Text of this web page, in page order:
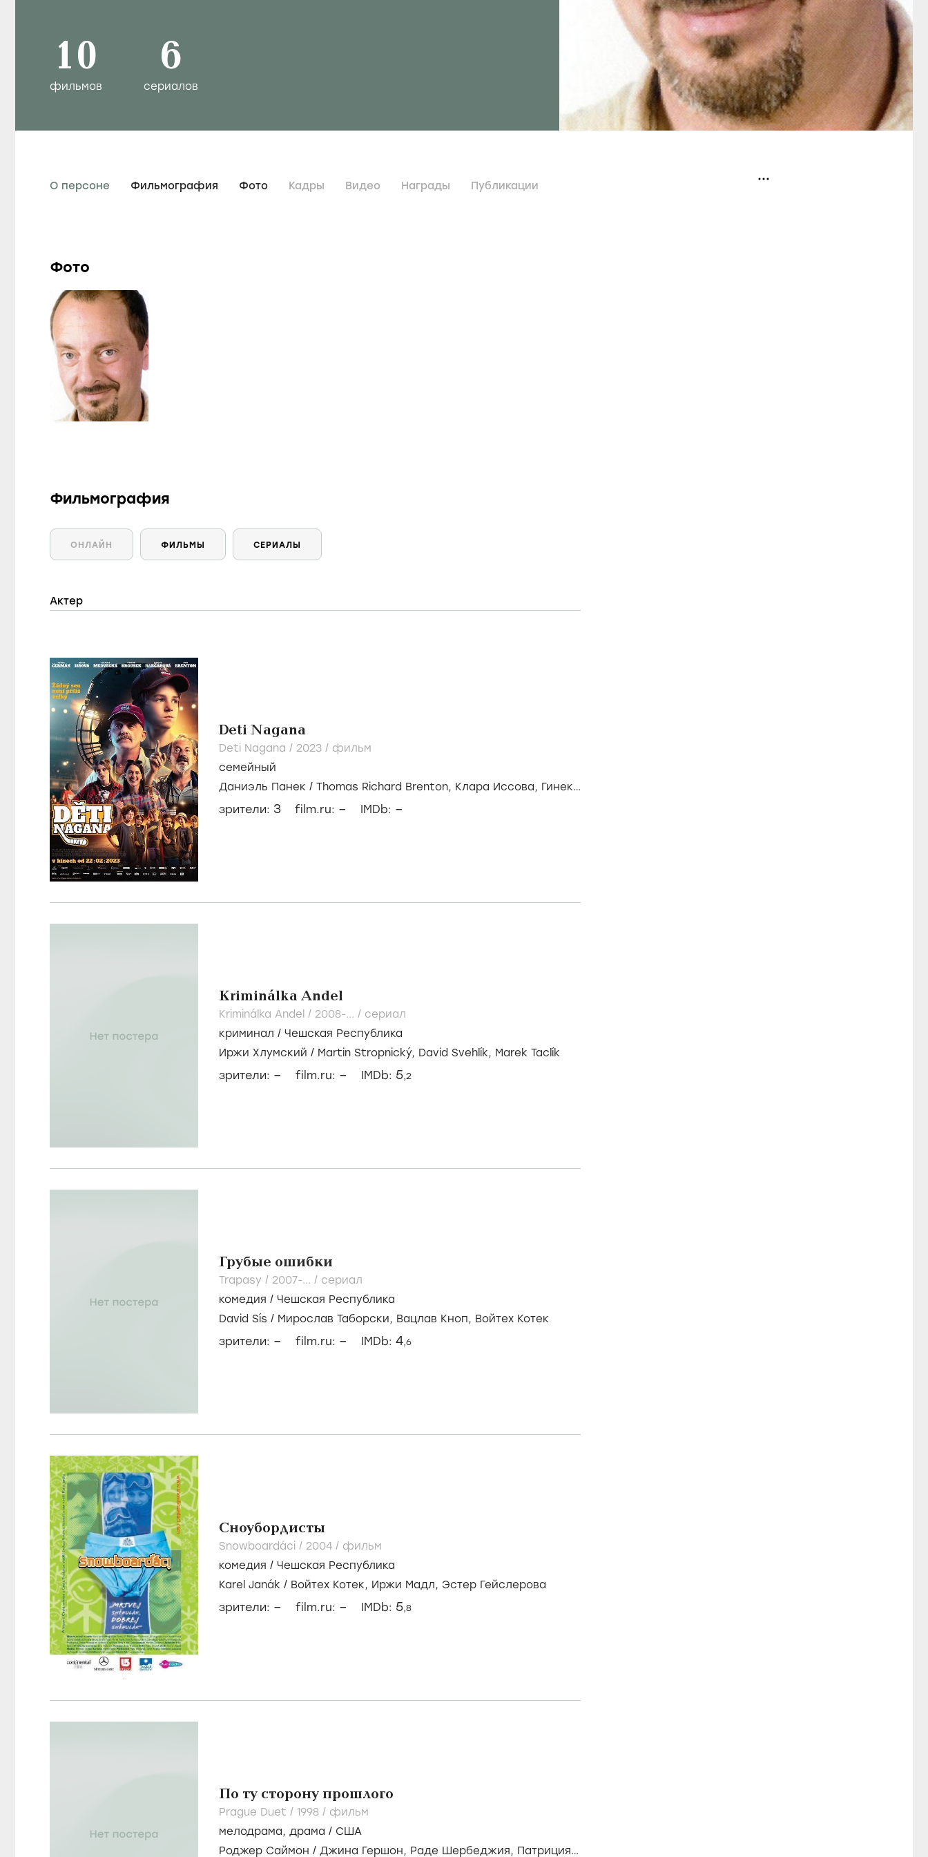
10
фильмов
6
сериалов
О персоне Фильмография Фото Кадры Видео Награды Публикации
Фото
Фильмография
ОНЛАЙН ФИЛЬМЫ СЕРИАЛЫ
Актер
Deti Nagana
Deti Nagana / 2023 / фильм
семейный
Даниэль Панек / Thomas Richard Brenton, Клара Иссова, Гинек
зрители: 3 film.ru: – IMDb: –
Kriminálka Andel
Kriminálka Andel / 2008-... / сериал
криминал / Чешская Республика
Иржи Хлумский / Martin Stropnický, David Svehlík, Marek Taclík
зрители: – film.ru: – IMDb: 5,2
Грубые ошибки
Trapasy / 2007-... / сериал
комедия / Чешская Республика
David Sís / Мирослав Таборски, Вацлав Кноп, Войтех Котек
зрители: – film.ru: – IMDb: 4,6
Сноубордисты
Snowboardáci / 2004 / фильм
комедия / Чешская Республика
Karel Janák / Войтех Котек, Иржи Мадл, Эстер Гейслерова
зрители: – film.ru: – IMDb: 5,8
По ту сторону прошлого
Prague Duet / 1998 / фильм
мелодрама, драма / США
Роджер Саймон / Джина Гершон, Раде Шербеджия, Патриция